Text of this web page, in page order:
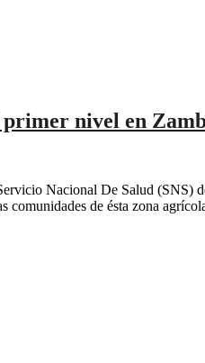
nivel en
Nacional De Salud (SNS)
comunidades de ésta zona